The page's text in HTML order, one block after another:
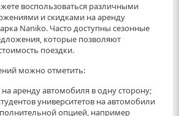
воспользоваться различными
и скидками на аренду
Naniko. Часто доступны сезонные
которые позволяют
поездки.
можно отметить:
аренду автомобиля в одну сторону;
университетов на автомобили
опцией, например